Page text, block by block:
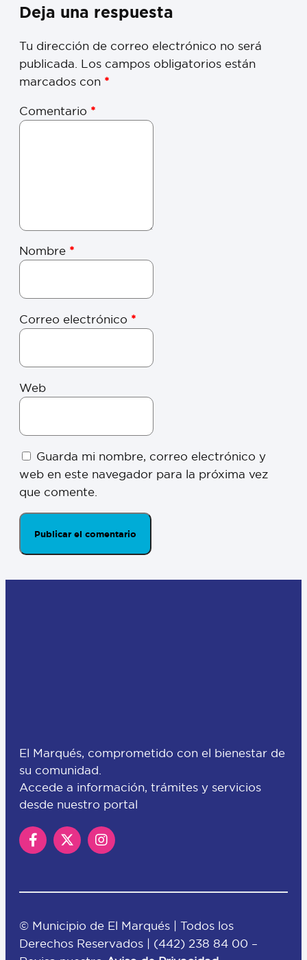
Deja una respuesta
Tu dirección de correo electrónico no será
publicada. Los campos obligatorios están
marcados con *
Comentario *
Nombre *
Correo electrónico *
Web
Guarda mi nombre, correo electrónico y
web en este navegador para la próxima vez
que comente.
El Marqués, comprometido con el bienestar de
su comunidad.
Accede a información, trámites y servicios
desde nuestro portal
© Municipio de El Marqués | Todos los
Derechos Reservados | (442) 238 84 00 –